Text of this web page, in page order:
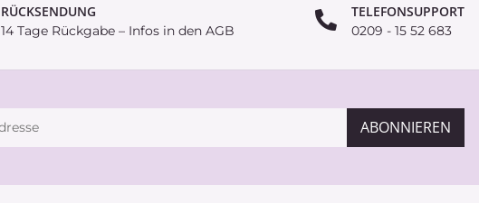
RÜCKSENDUNG
14 Tage Rückgabe – Infos in den AGB
TELEFONSUPPORT
0209 - 15 52 683
ABONNIEREN